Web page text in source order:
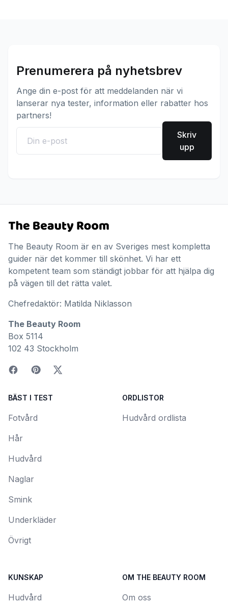
Prenumerera på nyhetsbrev
Ange din e-post för att meddelanden när vi
lanserar nya tester, information eller rabatter hos
partners!
Skriv
upp
The Beauty Room är en av Sveriges mest kompletta
guider när det kommer till skönhet. Vi har ett
kompetent team som ständigt jobbar för att hjälpa dig
på vägen till det rätta valet.
Chefredaktör: Matilda Niklasson
The Beauty Room
Box 5114
102 43 Stockholm
BÄST I TEST
Fotvård
Hår
Hudvård
Naglar
Smink
Underkläder
Övrigt
ORDLISTOR
Hudvård ordlista
KUNSKAP
Hudvård
OM THE BEAUTY ROOM
Om oss